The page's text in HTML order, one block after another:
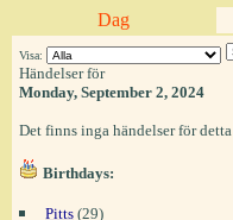
Dag
Visa:
Händelser för
Monday, September 2, 2024
Det finns inga händelser för
Birthdays:
Pitts (29)